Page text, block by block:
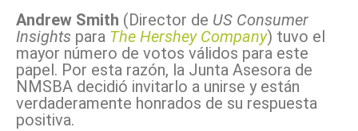
Andrew Smith (Director de US Consumer
Insights para The Hershey Company) tuvo el
mayor número de votos válidos para este
papel. Por esta razón, la Junta Asesora de
NMSBA decidió invitarlo a unirse yestán
verdaderamente honrados de su respuesta
positiva.